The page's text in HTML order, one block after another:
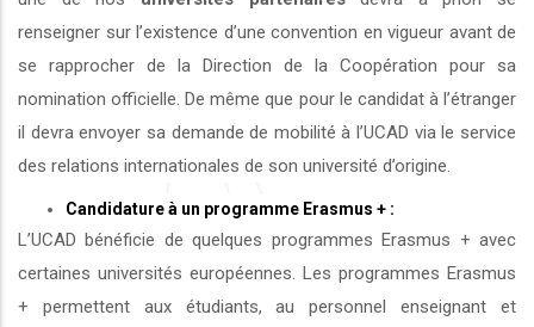
renseigner sur l’existence d’une convention en vigueur avant de
se rapprocher de la Direction de la Coopération pour sa
nomination officielle. De même que pour le candidat à l’étranger
il devra envoyer sa demande de mobilité à l’UCAD via le service
des relations internationales de son université d’origine.
Candidature à un programme Erasmus + :
L’UCAD bénéficie de quelques programmes Erasmus + avec
certaines universités européennes. Les programmes Erasmus
+ permettent aux étudiants, au personnel enseignant et